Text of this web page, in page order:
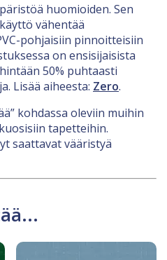
huomioiden. Sen
vähentää
pohjaisiin pinnoitteisiin
on ensisijaisista
50% puhtaasti
Lisää aiheesta: Zero.
kohdassa oleviin muihin
tapetteihin.
saattavat vääristyä